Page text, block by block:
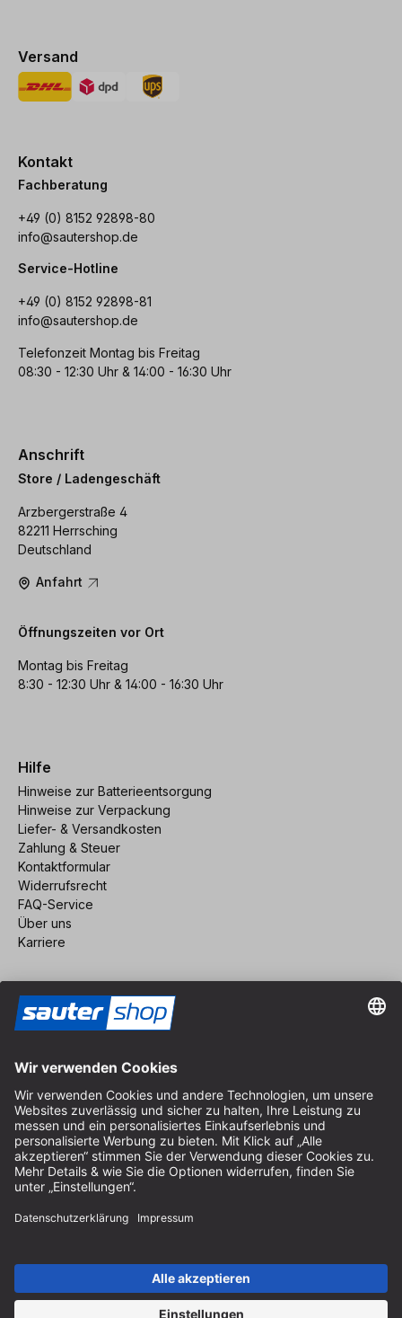
Versand
Kontakt
Fachberatung
+49 (0) 8152 92898-80
info@sautershop.de
Service-Hotline
+49 (0) 8152 92898-81
info@sautershop.de
Telefonzeit Montag bis Freitag
08:30 - 12:30 Uhr & 14:00 - 16:30 Uhr
Anschrift
Store / Ladengeschäft
Arzbergerstraße 4
82211 Herrsching
Deutschland
Anfahrt
Öffnungszeiten vor Ort
Montag bis Freitag
8:30 - 12:30 Uhr & 14:00 - 16:30 Uhr
Hilfe
Hinweise zur Batterieentsorgung
Hinweise zur Verpackung
Liefer- & Versandkosten
Zahlung & Steuer
Kontaktformular
Widerrufsrecht
FAQ-Service
Über uns
Karriere
Impressum
AGB
Datenschutz
Cookie-Einstellungen
© 2026 sauter GmbH
* kostenloser Versand ab 150 Euro Bestellwert innerhalb
Deutschlands für die Standard-Paketgrößen - ausgenommen
Sperrgut und Fracht
In Abh. des Lieferlandes kann die MwSt. an der Kasse variieren.